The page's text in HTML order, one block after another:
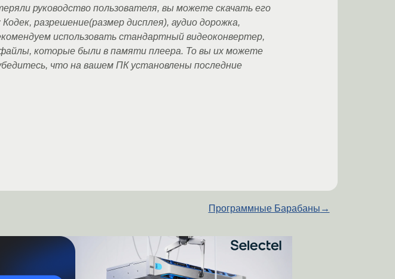
руководство пользователя, вы можете скачать его
разрешение(размер дисплея), аудио дорожка,
использовать стандартный видеоконвертер,
которые были в памяти плеера. То вы их можете
что на вашем ПК установлены последние
Программные Барабаны →